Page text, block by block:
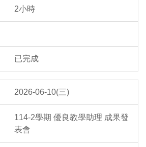
2小時
已完成
2026-06-10(三)
114-2學期 優良教學助理 成果發
表會